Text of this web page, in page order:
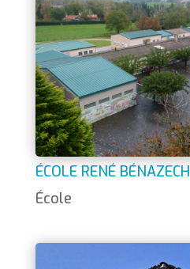
ÉCOLE RENÉ BÉNAZECH
École